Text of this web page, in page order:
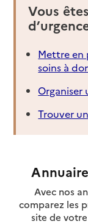
Vous
Mettre en
soins à
Organiser
Trouver
Avec nos
comparez les
site de